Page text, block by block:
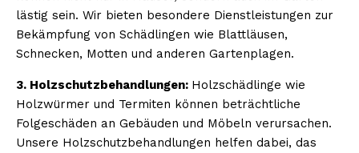
lästig sein. Wir bieten besondere Dienstleistungen zur
Bekämpfung von Schädlingen wie Blattläusen,
Schnecken, Motten und anderen Gartenplagen.
3. Holzschutzbehandlungen: Holzschädlinge wie
Holzwürmer und Termiten können beträchtliche
Folgeschäden an Gebäuden und Möbeln verursachen.
Unsere Holzschutzbehandlungen helfen dabei, das